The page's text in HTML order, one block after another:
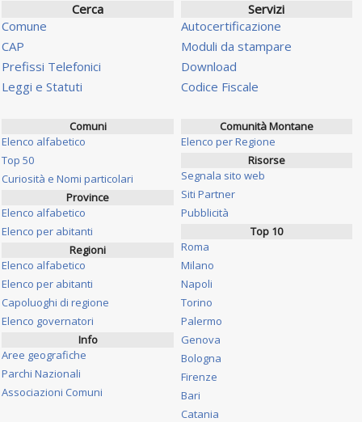
Cerca
Comune
CAP
Prefissi Telefonici
Leggi e Statuti
Servizi
Autocertificazione
Moduli da stampare
Download
Codice Fiscale
Comuni
Elenco alfabetico
Top 50
Curiosità e Nomi particolari
Province
Elenco alfabetico
Elenco per abitanti
Regioni
Elenco alfabetico
Elenco per abitanti
Capoluoghi di regione
Elenco governatori
Info
Aree geografiche
Parchi Nazionali
Associazioni Comuni
Comunità Montane
Elenco per Regione
Risorse
Segnala sito web
Siti Partner
Pubblicità
Top 10
Roma
Milano
Napoli
Torino
Palermo
Genova
Bologna
Firenze
Bari
Catania